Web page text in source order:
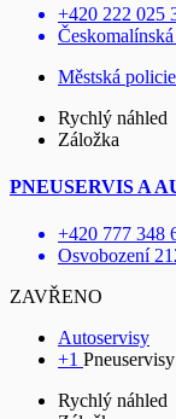
+420 222 025
Městská policie
Rychlý náhled
Záložka
PNEUSERVIS A
+420 777 348
Osvobození
ZAVŘENO
Autoservisy
+1 Pneuservisy
Rychlý náhled